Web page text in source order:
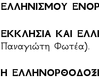
ΕΛΛΗΝΙΣΜΟΥ
ΕΚΚΛΗΣΙΑ ΚΑΙ
Παναγιώτη Φωτέα).
Η